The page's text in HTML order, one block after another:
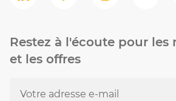
Restez à l'écoute pour les
et les offres